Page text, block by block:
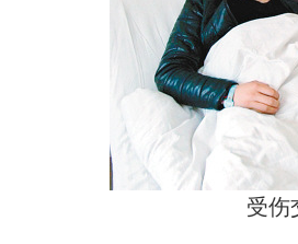
受伤